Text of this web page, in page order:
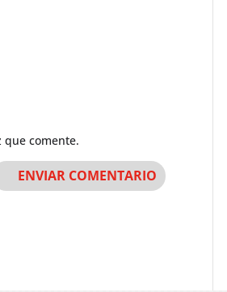
que comente.